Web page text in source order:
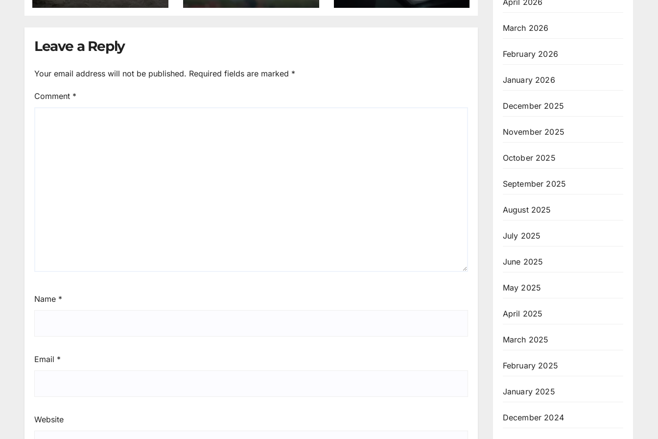
Leave a Reply
Your email address will not be published. Required fields are marked *
Comment *
Name *
Email *
Website
March 2026
February 2026
January 2026
December 2025
November 2025
October 2025
September 2025
August 2025
July 2025
June 2025
May 2025
April 2025
March 2025
February 2025
January 2025
December 2024